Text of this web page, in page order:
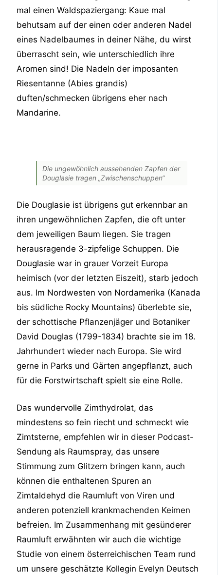
mal einen Waldspaziergang: Kaue mal
behutsam auf der einen oder anderen Nadel
eines Nadelbaumes in deiner Nähe, du wirst
überrascht sein, wie unterschiedlich ihre
Aromen sind! Die Nadeln der imposanten
Riesentanne (Abies grandis)
duften/schmecken übrigens eher nach
Mandarine.
Die ungewöhnlich aussehenden Zapfen der
Douglasie tragen „Zwischenschuppen“
Die Douglasie ist übrigens gut erkennbar an
ihren ungewöhnlichen Zapfen, die oft unter
dem jeweiligen Baum liegen. Sie tragen
herausragende 3-zipfelige Schuppen. Die
Douglasie war in grauer Vorzeit Europa
heimisch (vor der letzten Eiszeit), starb jedoch
aus. Im Nordwesten von Nordamerika (Kanada
bis südliche Rocky Mountains) überlebte sie,
der schottische Pflanzenjäger und Botaniker
David Douglas (1799-1834) brachte sie im 18.
Jahrhundert wieder nach Europa. Sie wird
gerne in Parks und Gärten angepflanzt, auch
für die Forstwirtschaft spielt sie eine Rolle.
Das wundervolle Zimthydrolat, das
mindestens so fein riecht und schmeckt wie
Zimtsterne, empfehlen wir in dieser Podcast-
Sendung als Raumspray, das unsere
Stimmung zum Glitzern bringen kann, auch
können die enthaltenen Spuren an
Zimtaldehyd die Raumluft von Viren und
anderen potenziell krankmachenden Keimen
befreien. Im Zusammenhang mit gesünderer
Raumluft erwähnten wir auch die wichtige
Studie von einem österreichischen Team rund
um unsere geschätzte Kollegin Evelyn Deutsch